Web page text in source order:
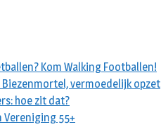
Kom Walking Footballen!
vermoedelijk opzet
hoe zit dat?
Vereniging 55+